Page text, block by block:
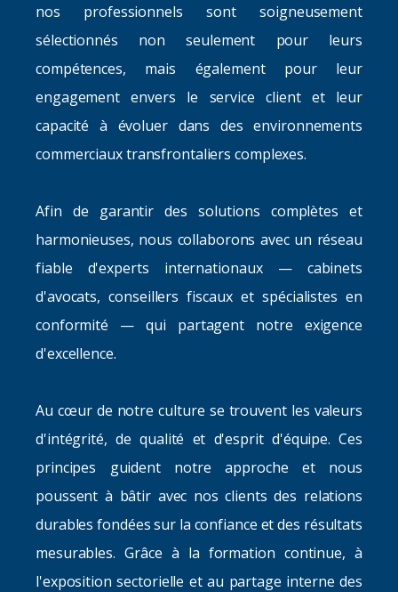
nos professionnels sont soigneusement
sélectionnés non seulement pour leurs
compétences, mais également pour leur
engagement envers le service client et leur
capacité à évoluer dans des environnements
commerciaux transfrontaliers complexes.
Afin de garantir des solutions complètes et
harmonieuses, nous collaborons avec un réseau
fiable d'experts internationaux — cabinets
d'avocats, conseillers fiscaux et spécialistes en
conformité — qui partagent notre exigence
d'excellence.
Au cœur de notre culture se trouvent les valeurs
d'intégrité, de qualité et d'esprit d'équipe. Ces
principes guident notre approche et nous
poussent à bâtir avec nos clients des relations
durables fondées sur la confiance et des résultats
mesurables. Grâce à la formation continue, à
l'exposition sectorielle et au partage interne des